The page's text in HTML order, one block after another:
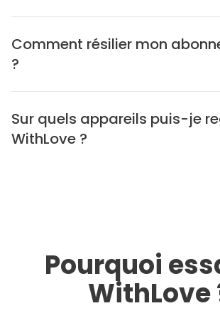
Comment résilier mon
?
Sur quels appareils puis-je
WithLove ?
Pourquoi
WithLove